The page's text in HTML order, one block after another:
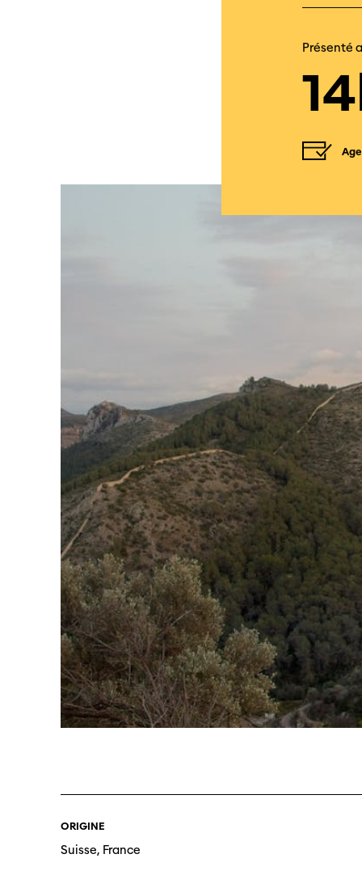
Programme 61e édition
A – Z
Prix et Jurys
Sections
Soutien
des
Se
Présenté
ORIGINE
Suisse, France